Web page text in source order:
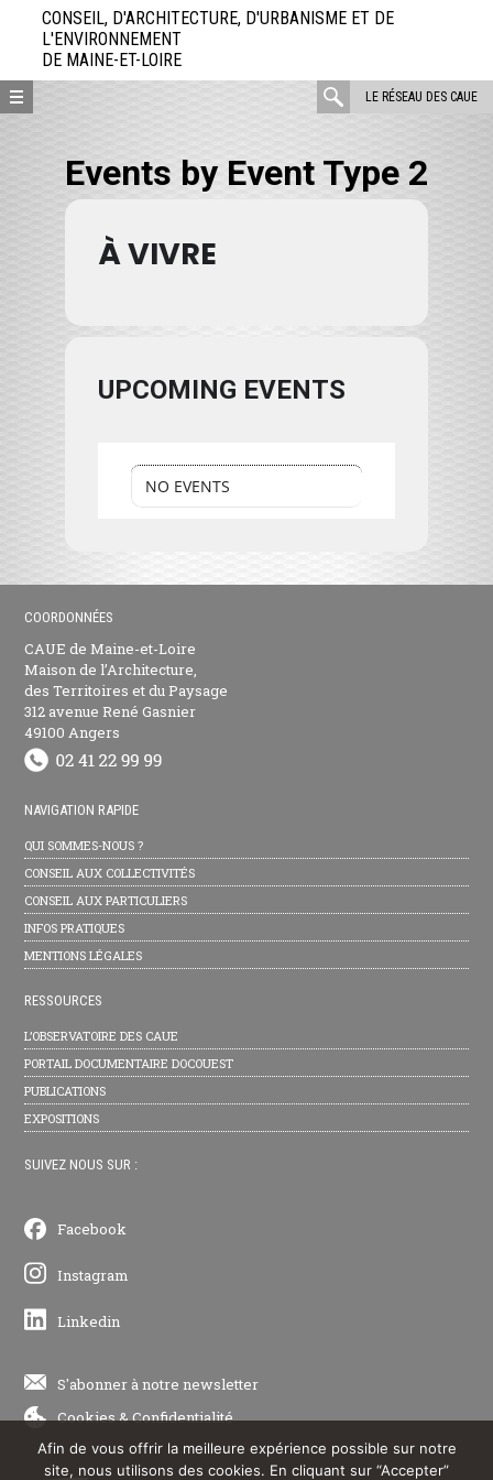
directement
contenu
CONSEIL, D'ARCHITECTURE, D'URBANISME ET DE
L'ENVIRONNEMENT
DE MAINE-ET-LOIRE
LE RÉSEAU DES CAUE
rechercher
Events by Event Type 2
À VIVRE
UPCOMING EVENTS
NO EVENTS
COORDONNÉES
CAUE de Maine-et-Loire
Maison de l’Architecture,
des Territoires et du Paysage
312 avenue René Gasnier
49100 Angers
NAVIGATION RAPIDE
QUI SOMMES-NOUS ?
CONSEIL AUX COLLECTIVITÉS
CONSEIL AUX PARTICULIERS
INFOS PRATIQUES
MENTIONS LÉGALES
RESSOURCES
L’OBSERVATOIRE DES CAUE
PORTAIL DOCUMENTAIRE DOCOUEST
PUBLICATIONS
EXPOSITIONS
SUIVEZ NOUS SUR :
Facebook
Instagram
Linkedin
S'abonner à notre newsletter
Cookies&Confidentialité
Afin de vous offrir la meilleure expérience possible sur notre
site, nous utilisons des cookies. En cliquant sur “Accepter”